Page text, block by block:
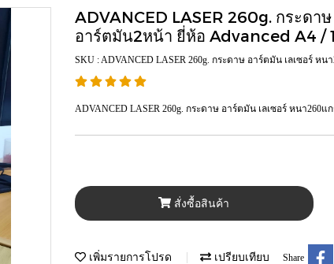
ADVANCED LASER 260g. กระดา
อาร์ตมัน2หน้า ยี่ห้อ Advanced A4 /
SKU : ADVANCED LASER 260g. กระดาษ อาร์ตมัน เลเซอร์ หน
ADVANCED LASER 260g. กระดาษ อาร์ตมัน เลเซอร์ หนา260
สั่งซื้อสินค้า
เพิ่มรายการโปรด เปรียบเทียบ Share